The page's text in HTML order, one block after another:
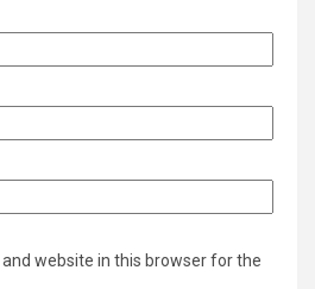
website in this browser for the